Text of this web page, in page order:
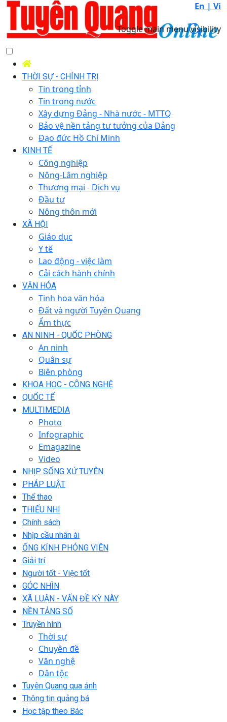
En | Vi
Toggle main menu visibility
THỜI SỰ - CHÍNH TRỊ
Tin trong tỉnh
Tin trong nước
Xây dựng Đảng - Nhà nước - MTTQ
Bảo vệ nền tảng tư tưởng của Đảng
Đạo đức Hồ Chí Minh
KINH TẾ
Công nghiệp
Nông-Lâm nghiệp
Thương mại - Dịch vụ
Đầu tư
Nông thôn mới
XÃ HỘI
Giáo dục
Y tế
Lao động - việc làm
Cải cách hành chính
VĂN HÓA
Tinh hoa văn hóa
Đất và người Tuyên Quang
Ẩm thực
AN NINH - QUỐC PHÒNG
An ninh
Quân sự
Biên phòng
KHOA HỌC - CÔNG NGHỆ
QUỐC TẾ
MULTIMEDIA
Photo
Infographic
Emagazine
Video
NHỊP SỐNG XỨ TUYÊN
PHÁP LUẬT
Thể thao
THIẾU NHI
Chính sách
Nhịp cầu nhân ái
ỐNG KÍNH PHÓNG VIÊN
Giải trí
Người tốt - Việc tốt
GÓC NHÌN
XÃ LUẬN - VẤN ĐỀ KỲ NÀY
NỀN TẢNG SỐ
Truyền hình
Thời sự
Chuyên đề
Văn nghệ
Dân tộc
Tuyên Quang qua ảnh
Thông tin quảng bá
Học tập theo Bác